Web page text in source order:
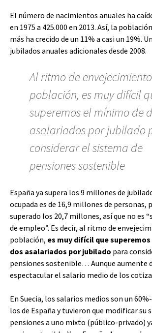
El número de nacimientos anuales ha
en 1975 a 425.000 en 2013. Así, la
más ha crecido de un 11% a casi un 19%.
jubilados anuales adicionales desde 2008.
Al ritmo de
población, es muy difícil
superemos el mínimo de
asalariados por jubilado
considerar el sistema de
pensiones sostenible
España ya supera los 9 millones de
ocupada es de 16,9 millones de personas,
superado los 20,7 millones, así que no es
de empleo”. Es decir, al ritmo de
población, es muy difícil que
dos asalariados por jubilado para
pensiones sostenible… Aunque aumente
espectacular el salario medio de los
En Suecia, los salarios medios son un
los de España y tuvieron que modificar su
pensiones a uno mixto (público-privado)